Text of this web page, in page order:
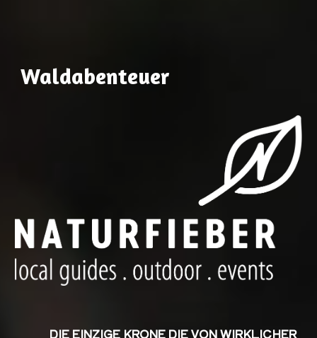
Waldabenteuer
DIE EINZIGE KRONE DIE VON WIRKLICHER